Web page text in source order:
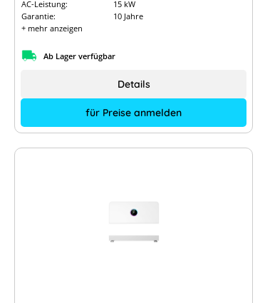
AC-Leistung:
15 kW
Garantie:
10 Jahre
+ mehr anzeigen
Ab Lager verfügbar
für Preise anmelden
Details